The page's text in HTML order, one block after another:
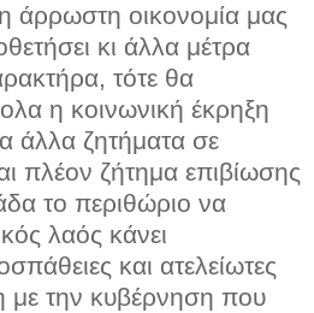
οικονομία μας
κι άλλα μέτρα
τότε θα
η κοινωνική έκρηξη
άλλα ζητήματα σε
πλέον ζήτημα επιβίωσης
το περιθώριο να
λαός κάνει
και ατελείωτες
με την κυβέρνηση που